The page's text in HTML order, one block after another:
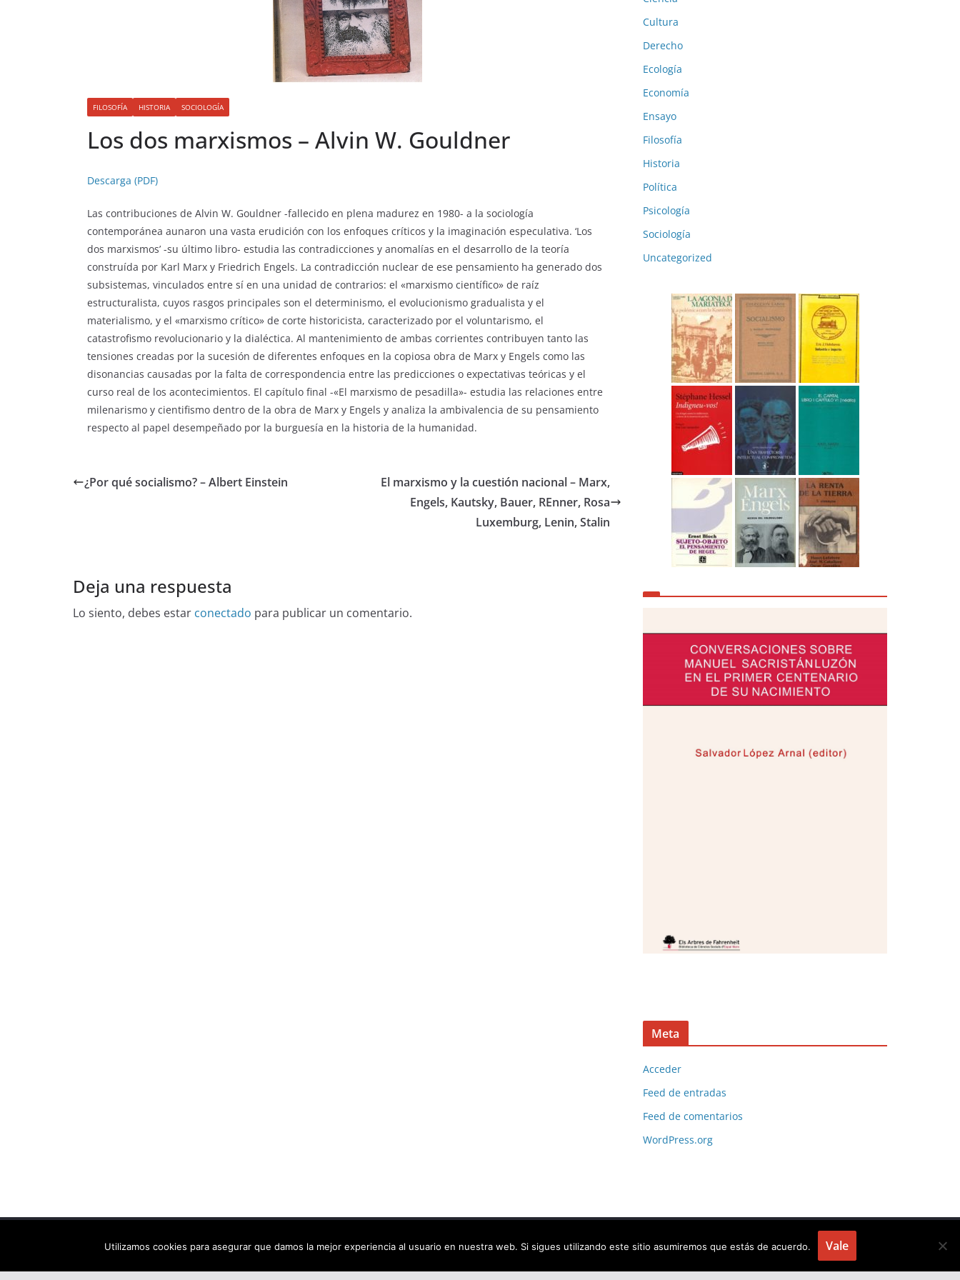
FILOSOFÍA HISTORIA SOCIOLOGÍA
Los dos marxismos – Alvin W. Gouldner
Descarga (PDF)
Las contribuciones de Alvin W. Gouldner -fallecido en plena madurez en 1980- a la sociología
contemporánea aunaron una vasta erudición con los enfoques críticos y la imaginación especulativa. ‘Los
dos marxismos’ -su último libro- estudia las contradicciones y anomalías en el desarrollo de la teoría
construída por Karl Marx y Friedrich Engels. La contradicción nuclear de ese pensamiento ha generado dos
subsistemas, vinculados entre sí en una unidad de contrarios: el «marxismo científico» de raíz
estructuralista, cuyos rasgos principales son el determinismo, el evolucionismo gradualista y el
materialismo, y el «marxismo crítico» de corte historicista, caracterizado por el voluntarismo, el
catastrofismo revolucionario y la dialéctica. Al mantenimiento de ambas corrientes contribuyen tanto las
tensiones creadas por la sucesión de diferentes enfoques en la copiosa obra de Marx y Engels como las
disonancias causadas por la falta de correspondencia entre las predicciones o expectativas teóricas y el
curso real de los acontecimientos. El capítulo final -«El marxismo de pesadilla»- estudia las relaciones entre
milenarismo y cientifismo dentro de la obra de Marx y Engels y analiza la ambivalencia de su pensamiento
respecto al papel desempeñado por la burguesía en la historia de la humanidad.
¿Por qué socialismo? – Albert Einstein
El marxismo y la cuestión nacional – Marx,
Engels, Kautsky, Bauer, REnner, Rosa
Luxemburg, Lenin, Stalin
Deja una respuesta
Lo siento, debes estar conectado para publicar un comentario.
Cultura
Derecho
Ecología
Economía
Ensayo
Filosofía
Historia
Política
Psicología
Sociología
Uncategorized
Meta
Acceder
Feed de entradas
Feed de comentarios
WordPress.org
Copyright © 2026 Els arbres de Fahrenheit: biblioteca virtual
. Todos los derechos reservados.
Utilizamos cookies para asegurar que damos la mejor experiencia al usuario en nuestra web. Si sigues utilizando este sitio asumiremos que estás de acuerdo. Vale